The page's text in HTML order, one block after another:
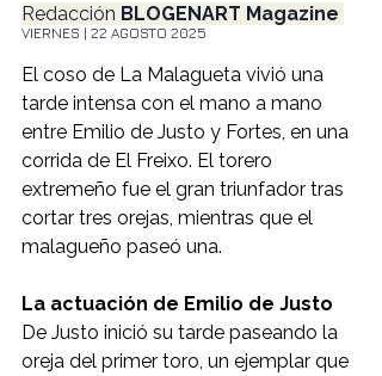
Redacción BLOGENART Magazine
VIERNES | 22 AGOSTO 2025
El coso de La Malagueta vivió una
tarde intensa con el mano a mano
entre Emilio de Justo y Fortes, en una
corrida de El Freixo. El torero
extremeño fue el gran triunfador tras
cortar tres orejas, mientras que el
malagueño paseó una.
La actuación de Emilio de Justo
De Justo inició su tarde paseando la
oreja del primer toro, un ejemplar que